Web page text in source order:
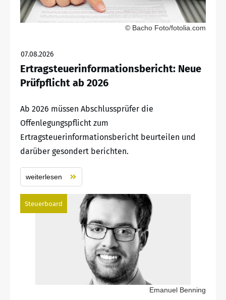
© Bacho Foto/fotolia.com
07.08.2026
Ertragsteuerinformationsbericht: Neue
Prüfpflicht ab 2026
Ab 2026 müssen Abschlussprüfer die
Offenlegungspflicht zum
Ertragsteuerinformationsbericht beurteilen und
darüber gesondert berichten.
weiterlesen
Steuerboard
Emanuel Benning